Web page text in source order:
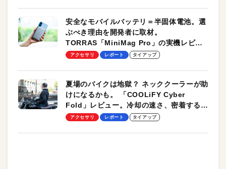
安全なモバイルバッテリ＝半固体電池。選
ぶべき理由を開発者に取材。
TORRAS「MiniMag Pro」の実機レビュ
ーも
アクセサリ レポート タイアップ
夏場のバイクは地獄？ ネッククーラーが助
けになるかも。 「COOLiFY Cyber
Fold」レビュー。冷却の速さ、密着する冷
却プレート、シンプルな操作性がグッド！
アクセサリ レポート タイアップ